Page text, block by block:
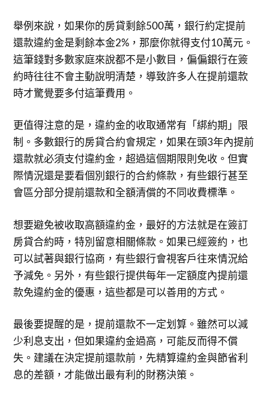
舉例來說，如果你的房貸剩餘500萬，銀行約定提前
還款違約金是剩餘本金2%，那麼你就得支付10萬元。
這筆錢對多數家庭來說都不是小數目，偏偏銀行在簽
約時往往不會主動說明清楚，導致許多人在提前還款
時才驚覺要多付這筆費用。
更值得注意的是，違約金的收取通常有「綁約期」限
制。多數銀行的房貸合約會規定，如果在頭3年內提前
還款就必須支付違約金，超過這個期限則免收。但實
際情況還是要看個別銀行的合約條款，有些銀行甚至
會區分部分提前還款和全額清償的不同收費標準。
想要避免被收取高額違約金，最好的方法就是在簽訂
房貸合約時，特別留意相關條款。如果已經簽約，也
可以試著與銀行協商，有些銀行會視客戶往來情況給
予減免。另外，有些銀行提供每年一定額度內提前還
款免違約金的優惠，這些都是可以善用的方式。
最後要提醒的是，提前還款不一定划算。雖然可以減
少利息支出，但如果違約金過高，可能反而得不償
失。建議在決定提前還款前，先精算違約金與節省利
息的差額，才能做出最有利的財務決策。